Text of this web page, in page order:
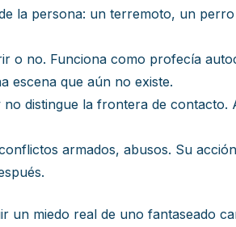
la persona: un terremoto, un
o no. Funciona como profecía
escena que aún no existe.
no distingue la frontera de
armados, abusos. Su
un miedo real de uno fantaseado